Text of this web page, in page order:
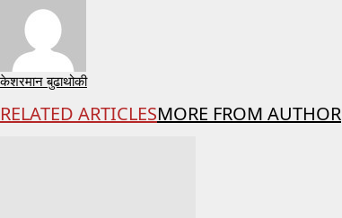
केशरमान बुढाथोकी
RELATED ARTICLESMORE FROM AUTHOR